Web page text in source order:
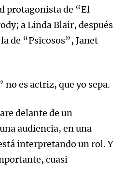
protagonista de “El
a Linda Blair, después
de “Psicosos”, Janet
no es actriz, que yo sepa.
delante de un
audiencia, en una
interpretando un rol. Y
cuasi